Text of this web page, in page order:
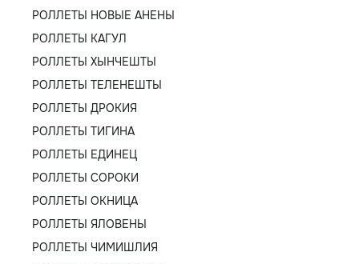
РОЛЛЕТЫ НОВЫЕ АНЕНЫ
РОЛЛЕТЫ КАГУЛ
РОЛЛЕТЫ ХЫНЧЕШТЫ
РОЛЛЕТЫ ТЕЛЕНЕШТЫ
РОЛЛЕТЫ ДРОКИЯ
РОЛЛЕТЫ ТИГИНА
РОЛЛЕТЫ ЕДИНЕЦ
РОЛЛЕТЫ СОРОКИ
РОЛЛЕТЫ ОКНИЦА
РОЛЛЕТЫ ЯЛОВЕНЫ
РОЛЛЕТЫ ЧИМИШЛИЯ